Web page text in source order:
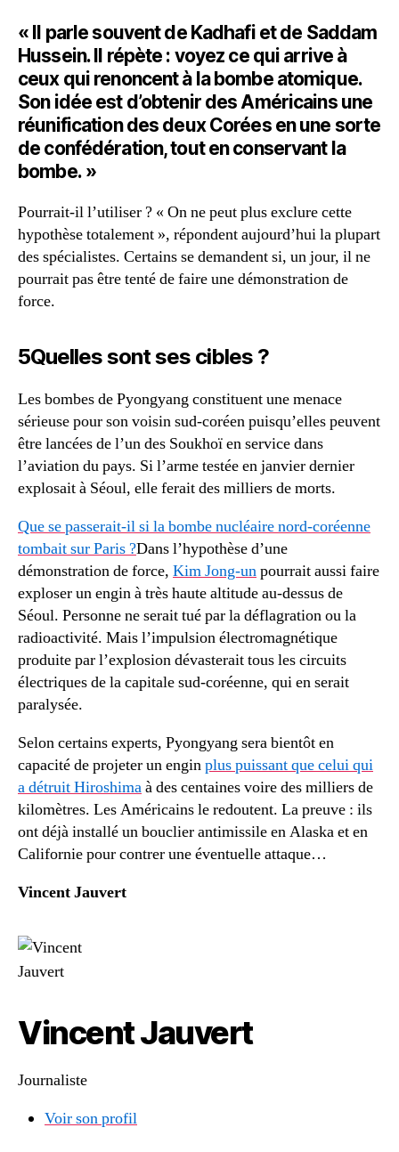
« Il parle souvent de Kadhafi et de Saddam
Hussein. Il répète : voyez ce qui arrive à
ceux qui renoncent à la bombe atomique.
Son idée est d’obtenir des Américains une
réunification des deux Corées en une sorte
de confédération, tout en conservant la
bombe. »
Pourrait-il l’utiliser ? « On ne peut plus exclure cette
hypothèse totalement », répondent aujourd’hui la plupart
des spécialistes. Certains se demandent si, un jour, il ne
pourrait pas être tenté de faire une démonstration de
force.
5Quelles sont ses cibles ?
Les bombes de Pyongyang constituent une menace
sérieuse pour son voisin sud-coréen puisqu’elles peuvent
être lancées de l’un des Soukhoï en service dans
l’aviation du pays. Si l’arme testée en janvier dernier
explosait à Séoul, elle ferait des milliers de morts.
Que se passerait-il si la bombe nucléaire nord-coréenne
tombait sur Paris ?Dans l’hypothèse d’une
démonstration de force, Kim Jong-unpourrait aussi faire
exploser un engin à très haute altitude au-dessus de
Séoul. Personne ne serait tué par la déflagration ou la
radioactivité. Mais l’impulsion électromagnétique
produite par l’explosion dévasterait tous les circuits
électriques de la capitale sud-coréenne, qui en serait
paralysée.
Selon certains experts, Pyongyang sera bientôt en
capacité de projeter un enginplus puissant que celui qui
a détruitHiroshimaà des centaines voire des milliers de
kilomètres. Les Américains le redoutent. La preuve : ils
ont déjà installé un bouclier antimissile en Alaska et en
Californie pour contrer une éventuelle attaque…
Vincent Jauvert
Vincent Jauvert
Journaliste
Voir son profil